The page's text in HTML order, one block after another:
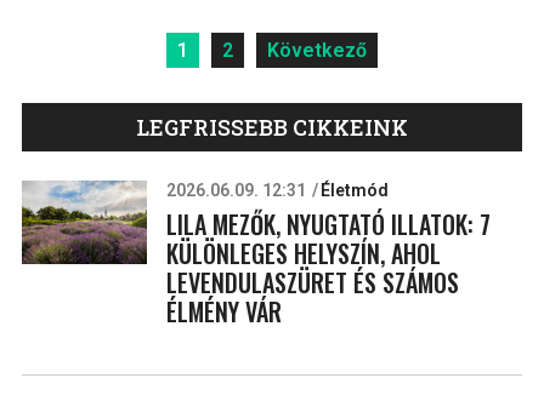
1 2 Következő
LEGFRISSEBB CIKKEINK
2026.06.09. 12:31 Életmód
LILA MEZŐK, NYUGTATÓ ILLATOK: 7
KÜLÖNLEGES HELYSZÍN, AHOL
LEVENDULASZÜRET ÉS SZÁMOS
ÉLMÉNY VÁR